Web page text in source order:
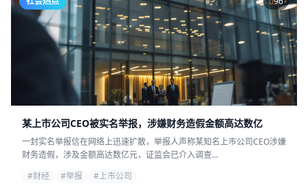
某上市公司CEO被实名举报，涉嫌财务造假金额高达数亿
一封实名举报信在网络上迅速扩散，举报人声称某知名上市公司CEO涉嫌
财务造假，涉及金额高达数亿元，证监会已介入调查...
#财经
#举报
#上市公司